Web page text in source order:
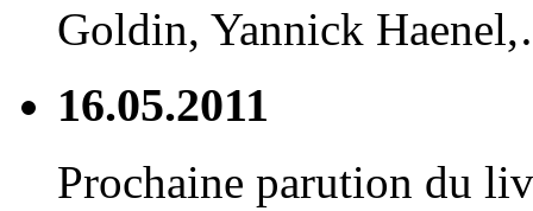
Goldin, Yannick
16.05.2011
Prochaine parution du